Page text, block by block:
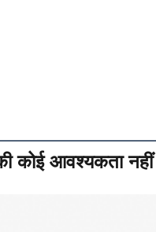
कोई आवश्यकता